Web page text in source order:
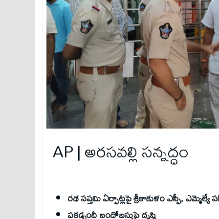
AP | అరసవల్లి సన్నద్ధం
రథ సప్తమి ఏర్పాట్లపై శ్రీకాకుళం ఎస్పీ, ఎమ్మెల్యే
పకడ్బందీ బందోబస్తుపై దృష్టి